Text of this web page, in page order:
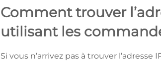
Comment trouver
utilisant les
Si vous n’arrivez pas à trouver